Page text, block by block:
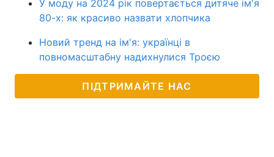
У моду на 2024 рік повертається дитяче ім'я
80-х: як красиво назвати хлопчика
Новий тренд на ім'я: українці в
повномасштабну надихнулися Троєю
ПІДТРИМАЙТЕ НАС